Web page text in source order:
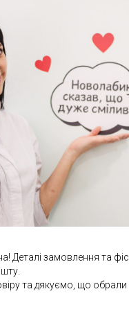
Деталі замовлення та
та дякуємо, що